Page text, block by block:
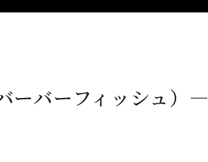
バーフィッシュ）—